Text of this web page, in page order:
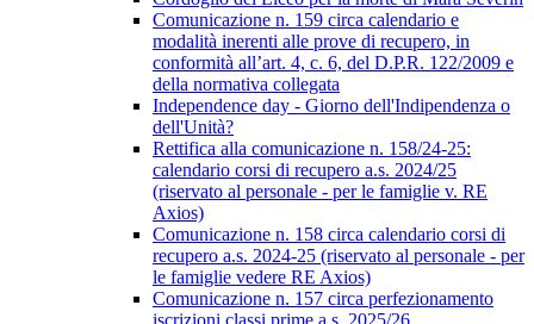
Comunicazione n. 159 circa calendario e
modalità inerenti alle prove di recupero, in
conformità all’art. 4, c. 6, del D.P.R. 122/2009 e
della normativa collegata
Independence day - Giorno dell'Indipendenza o
dell'Unità?
Rettifica alla comunicazione n. 158/24-25:
calendario corsi di recupero a.s. 2024/25
(riservato al personale - per le famiglie v. RE
Axios)
Comunicazione n. 158 circa calendario corsi di
recupero a.s. 2024-25 (riservato al personale - per
le famiglie vedere RE Axios)
Comunicazione n. 157 circa perfezionamento